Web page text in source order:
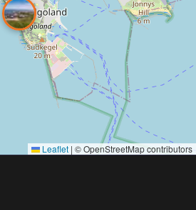
Leaflet | © OpenStreetMap contributors